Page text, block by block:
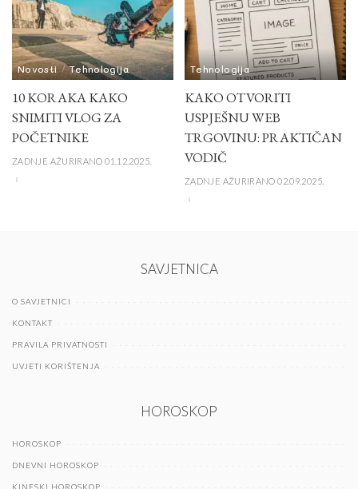
Novosti Tehnologija
10 KORAKA KAKO
SNIMITI VLOG ZA
POČETNIKE
ZADNJE AŽURIRANO 01.12.2025.
Tehnologija
KAKO OTVORITI
USPJEŠNU WEB
TRGOVINU: PRAKTIČAN
VODIČ
ZADNJE AŽURIRANO 02.09.2025.
SAVJETNICA
O SAVJETNICI
KONTAKT
PRAVILA PRIVATNOSTI
UVJETI KORIŠTENJA
HOROSKOP
HOROSKOP
DNEVNI HOROSKOP
KINESKI HOROSKOP